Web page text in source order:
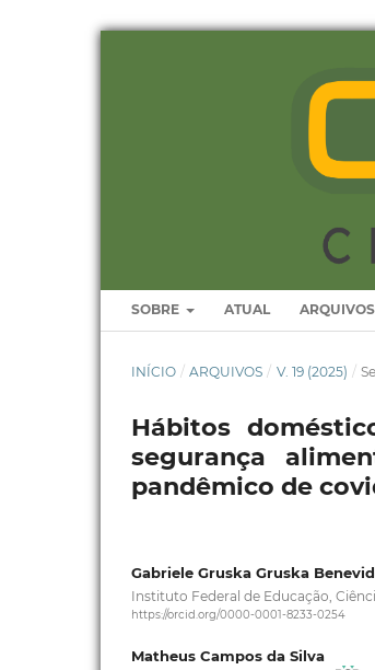
SOBRE ATUAL ARQUIVOS
INÍCIO / ARQUIVOS / V. 19 (2025) /
Hábitos
segurança
pandêmico de
Gabriele Gruska Gruska
Instituto Federal de Educação,
https://orcid.org/0000-0001-8233-0254
Matheus Campos da Silva